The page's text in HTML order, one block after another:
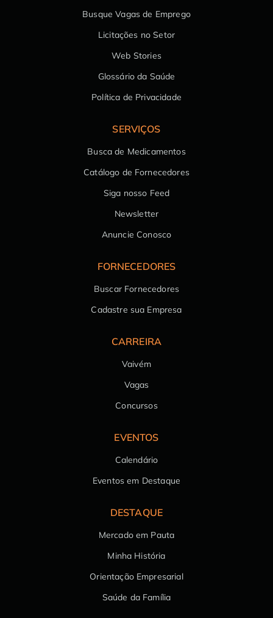
Busque Vagas de Emprego
Licitações no Setor
Web Stories
Glossário da Saúde
Política de Privacidade
SERVIÇOS
Busca de Medicamentos
Catálogo de Fornecedores
Siga nosso Feed
Newsletter
Anuncie Conosco
FORNECEDORES
Buscar Fornecedores
Cadastre sua Empresa
CARREIRA
Vaivém
Vagas
Concursos
EVENTOS
Calendário
Eventos em Destaque
DESTAQUE
Mercado em Pauta
Minha História
Orientação Empresarial
Saúde da Família